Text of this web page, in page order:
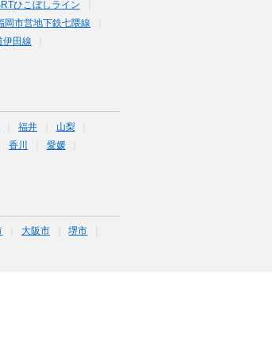
ひこぼしライン
岡市営地下鉄七隈線
伊田線
福井
山梨
香川
愛媛
大阪市
堺市